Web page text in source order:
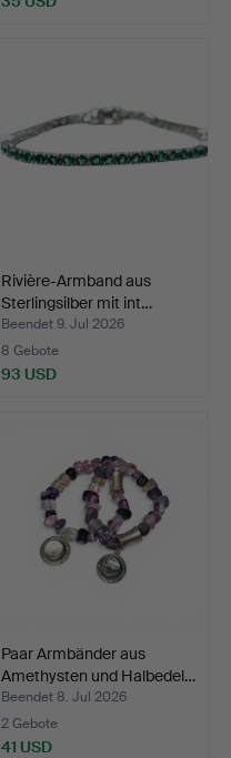
Rivière-Armband aus
Sterlingsilber mit int…
Beendet 9. Jul 2026
8 Gebote
93 USD
Paar Armbänder aus
Amethysten und Halbedel…
Beendet 8. Jul 2026
2 Gebote
41 USD